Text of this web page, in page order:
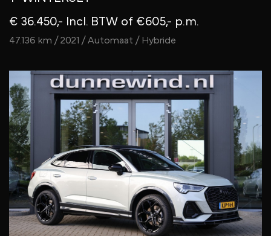
€ 36.450,- Incl. BTW of €605,- p.m.
47.136 km / 2021 / Automaat / Hybride